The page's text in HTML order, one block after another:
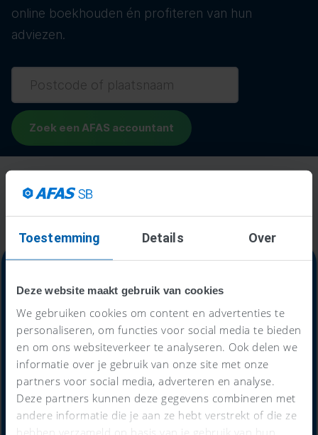
Toestemming Details Over
Deze website maakt gebruik van cookies
We gebruiken cookies om content en advertenties te
personaliseren, om functies voor social media te bieden
en om ons websiteverkeer te analyseren. Ook delen we
informatie over je gebruik van onze site met onze
partners voor social media, adverteren en analyse.
Deze partners kunnen deze gegevens combineren met
andere informatie die je aan ze hebt verstrekt of die ze
hebben verzameld op basis van je gebruik van hun
online boekhouden én profiteren van hun
adviezen.
Alles-in-één-prijs
€59
per maand